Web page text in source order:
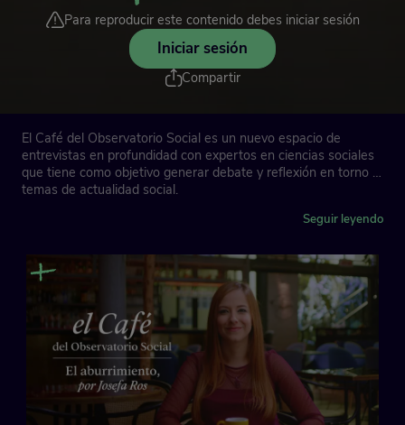
Para reproducir este contenido debes iniciar sesión
Iniciar sesión
Compartir
El Café del Observatorio Social es un nuevo espacio de
entrevistas en profundidad con expertos en ciencias sociales
que tiene como objetivo generar debate y reflexión en torno a
temas de actualidad social.
Seguir leyendo